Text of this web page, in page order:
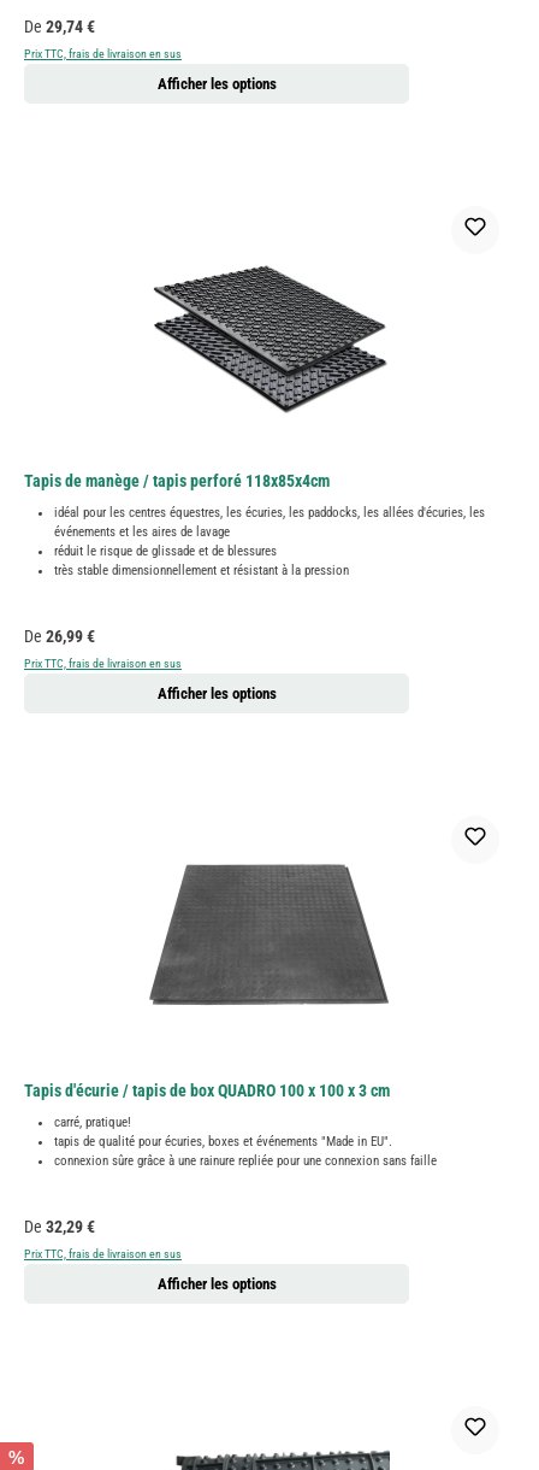
Prix régulier :
De 29,74 €
Prix TTC, frais de livraison en sus
Afficher les options
Tapis de manège / tapis perforé 118x85x4cm
idéal pour les centres équestres, les écuries, les paddocks, les allées d'écuries, les
événements et les aires de lavage
réduit le risque de glissade et de blessures
très stable dimensionnellement et résistant à la pression
Prix régulier :
De 26,99 €
Prix TTC, frais de livraison en sus
Afficher les options
Tapis d'écurie / tapis de box QUADRO 100 x 100 x 3 cm
carré, pratique!
tapis de qualité pour écuries, boxes et événements "Made in EU".
connexion sûre grâce à une rainure repliée pour une connexion sans faille
Prix régulier :
De 32,29 €
Prix TTC, frais de livraison en sus
Afficher les options
%